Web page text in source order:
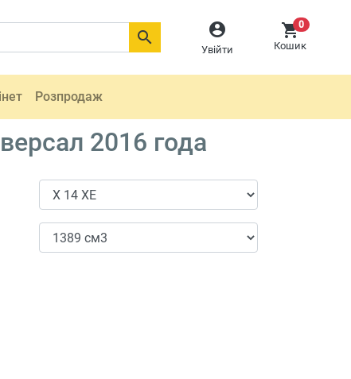

Увійти
0
Кошик

Розпродаж
2016 года